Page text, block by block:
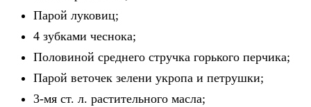
Парой луковиц;
4 зубками чеснока;
Половиной среднего стручка горького перчика;
Парой веточек зелени укропа и петрушки;
3-мя ст. л. растительного масла;